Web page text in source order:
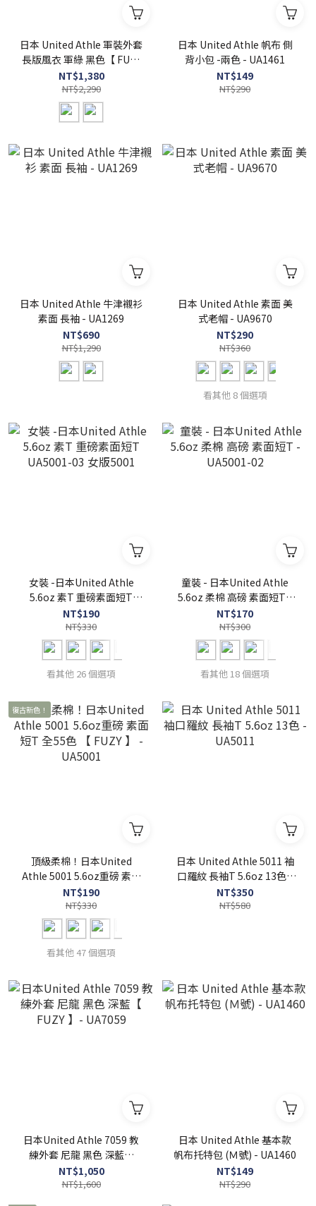
日本 United Athle 軍裝外套
長版風衣 軍綠 黑色【 FUZY
】- UA7447
NT$1,380
NT$2,290
日本 United Athle 帆布 側
背小包 -兩色 - UA1461
NT$149
NT$290
日本 United Athle 牛津襯衫
素面 長袖 - UA1269
NT$690
NT$1,290
日本 United Athle 素面 美
式老帽 - UA9670
NT$290
NT$360
看其他 8 個選項
女裝 -日本United Athle
5.6oz 素T 重磅素面短T
UA5001-03 女版5001
NT$190
NT$330
看其他 26 個選項
童裝 - 日本United Athle
5.6oz 柔棉 高磅 素面短T -
UA5001-02
NT$170
NT$300
看其他 18 個選項
復古新色！
頂級柔棉！日本United
Athle 5001 5.6oz重磅 素面
短T 全55色 【 FUZY 】 -
UA5001
NT$190
NT$330
看其他 47 個選項
日本 United Athle 5011 袖
口羅紋 長袖T 5.6oz 13色 -
UA5011
NT$350
NT$580
日本United Athle 7059 教
練外套 尼龍 黑色 深藍【
FUZY 】- UA7059
NT$1,050
NT$1,600
日本 United Athle 基本款
帆布托特包 (Ｍ號) - UA1460
NT$149
NT$290